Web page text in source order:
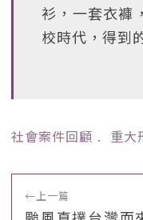
衫，一套衣褲
校時代，得到
社會案件回顧 ﹒ 重大
←上一篇